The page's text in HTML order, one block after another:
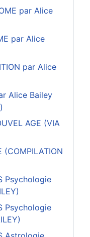
par Alice
par Alice
par Alice
Alice Bailey
AGE (VIA
(COMPILATION
Psychologie
Psychologie